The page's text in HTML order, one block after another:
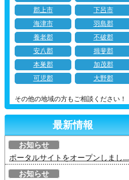
郡上市
下呂市
海津市
羽島郡
養老郡
不破郡
安八郡
揖斐郡
本巣郡
加茂郡
可児郡
大野郡
その他の地域の方もご相談ください！
最新情報
お知らせ
ポータルサイトをオープンしまし...
お知らせ